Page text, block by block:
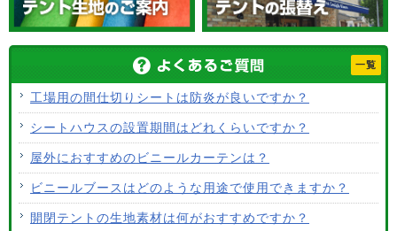
一覧
工場用の間仕切りシートは防炎が良いですか？
シートハウスの設置期間はどれくらいですか？
屋外におすすめのビニールカーテンは？
ビニールブースはどのような用途で使用できますか？
開閉テントの生地素材は何がおすすめですか？